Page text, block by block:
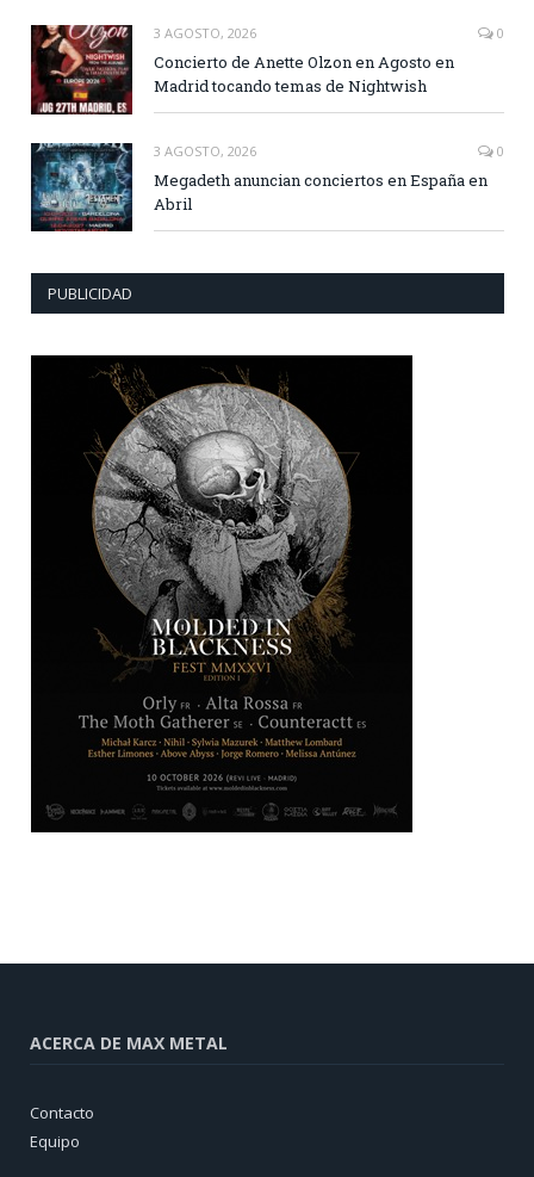
3 AGOSTO, 2026 0
Concierto de Anette Olzon en Agosto en
Madrid tocando temas de Nightwish
3 AGOSTO, 2026 0
Megadeth anuncian conciertos en España en
Abril
PUBLICIDAD
ACERCA DE MAX METAL
Contacto
Equipo